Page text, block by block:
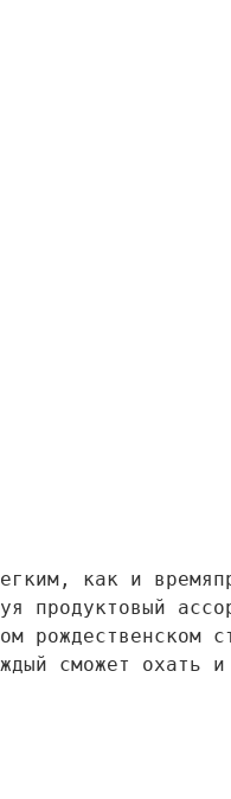
как и
продуктовый
рождественском
сможет